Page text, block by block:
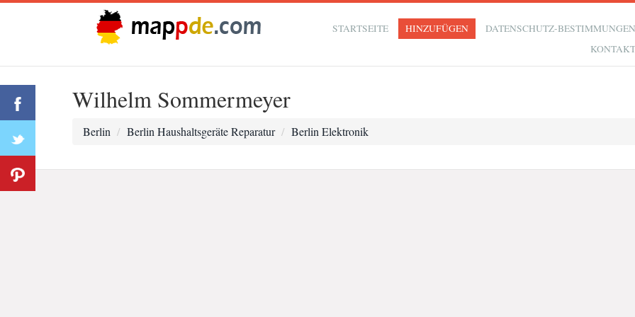
STARTSEITE HINZUFÜGEN
DATENSCHUTZ-
Wilhelm Sommermeyer
Berlin Berlin Haushaltsgeräte Reparatur Berlin Elektronik